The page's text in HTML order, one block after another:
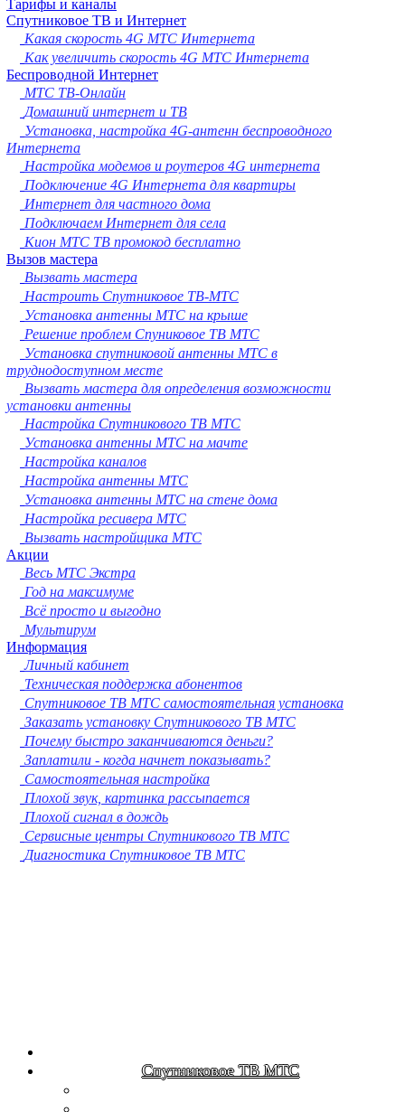
Липецк
Киров
Чебоксары
Тула
Калининград
Балашиха
Курск
Севастополь
Улан-Удэ
Ставрополь
Сочи
Тверь
Магнитогорск
Иваново
Брянск
Белгород
Сургут
Владимир
Нижний Тагил
Архангельск
Чита
Симферополь
Калуга
Смоленск
Волжский
Саранск
Курган
Череповец
Орёл
Якутск
Владикавказ
Подольск
Грозный
Мурманск
Тамбов
Стерлитамак
Петрозаводск
Кострома
Нижневартовск
Новороссийск
Йошкар-Ола
Химки
Таганрог
Комсомольск-на-Амуре
Сыктывкар
Великий Новгород
Старый Оскол
Тарифы и каналы
Спутниковое ТВ и Интернет
Какая скорость 4G МТС Интернета
Как увеличить скорость 4G МТС Интернета
Беспроводной Интернет
МТС ТВ-Онлайн
Домашний интернет и ТВ
Установка, настройка 4G-антенн беспроводного
Интернета
Настройка модемов и роутеров 4G интернета
Подключение 4G Интернета для квартиры
Интернет для частного дома
Подключаем Интернет для села
Кион МТС ТВ промокод бесплатно
Вызов мастера
Вызвать мастера
Настроить Спутниковое ТВ-МТС
Установка антенны МТС на крыше
Решение проблем Спуниковое ТВ МТС
Установка спутниковой антенны МТС в
труднодоступном месте
Вызвать мастера для определения возможности
установки антенны
Настройка Спутникового ТВ МТС
Установка антенны МТС на мачте
Настройка каналов
Настройка антенны МТС
Установка антенны МТС на стене дома
Настройка ресивера МТС
Вызвать настройщика МТС
Акции
Весь МТС Экстра
Год на максимуме
Всё просто и выгодно
Мультирум
Информация
Личный кабинет
Техническая поддержка абонентов
Спутниковое ТВ МТС самостоятельная установка
Заказать установку Спутникового ТВ МТС
Почему быстро заканчиваются деньги?
Заплатили - когда начнет показывать?
Самостоятельная настройка
Плохой звук, картинка рассыпается
Плохой сигнал в дождь
Сервисные центры Спутникового ТВ МТС
Диагностика Спутниковое ТВ МТС
Спутниковое ТВ МТС